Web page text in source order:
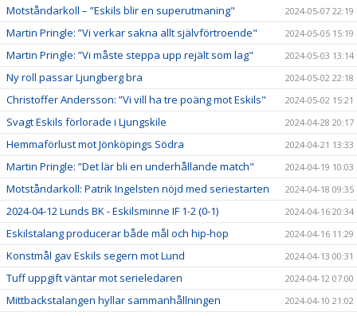
Motståndarkoll – ”Eskils blir en superutmaning" 2024-05-07 22:19
Martin Pringle: ”Vi verkar sakna allt självförtroende" 2024-05-05 15:19
Martin Pringle: ”Vi måste steppa upp rejält som lag" 2024-05-03 13:14
Ny roll passar Ljungberg bra 2024-05-02 22:18
Christoffer Andersson: ”Vi vill ha tre poäng mot Eskils" 2024-05-02 15:21
Svagt Eskils förlorade i Ljungskile 2024-04-28 20:17
Hemmaförlust mot Jönköpings Södra 2024-04-21 13:33
Martin Pringle: ”Det lär bli en underhållande match" 2024-04-19 10:03
Motståndarkoll: Patrik Ingelsten nöjd med seriestarten 2024-04-18 09:35
2024-04-12 Lunds BK - Eskilsminne IF 1-2 (0-1) 2024-04-16 20:34
Eskilstalang producerar både mål och hip-hop 2024-04-16 11:29
Konstmål gav Eskils segern mot Lund 2024-04-13 00:31
Tuff uppgift väntar mot serieledaren 2024-04-12 07:00
Mittbackstalangen hyllar sammanhållningen 2024-04-10 21:02